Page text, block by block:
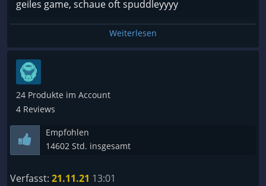
geiles game, schaue oft spuddleyyyy
Weiterlesen
24 Produkte im Account
4 Reviews
Empfohlen
14602 Std. insgesamt
Verfasst: 21.11.21 13:01